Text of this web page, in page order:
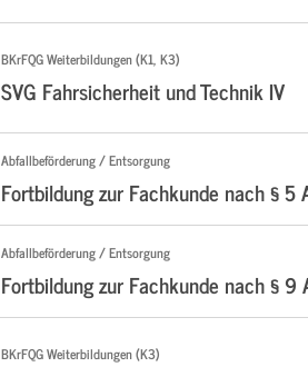
BKrFQG Weiterbildungen (K1, K3)
SVG Fahrsicherheit und Technik IV
Abfallbeförderung / Entsorgung
Fortbildung zur Fachkunde nach § 5
Abfallbeförderung / Entsorgung
Fortbildung zur Fachkunde nach § 9
BKrFQG Weiterbildungen (K3)